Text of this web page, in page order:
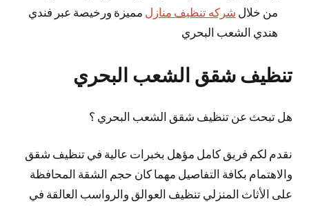
من خلال شركه تنظيف منازل مميزة ورخيصة عبر فندي
هندي الشعب البحري
تنظيف شقق الشعب البحري
هل تبحث عن تنظيف شقق الشعب البحري ؟
نقدم لكم فريق كامل مؤهل بخبرات عالية في تنظيف شقق
والاهتمام بكافة التفاصيل مهما كان حجم الشقة المحافظة
على الأثاث المنزلي تنظيف العوالق والرواسب العالقة في